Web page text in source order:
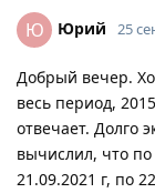
Ю Юрий 25
Добрый вечер.
весь период,
отвечает. Долго
вычислил, что
21.09.2021 г, по